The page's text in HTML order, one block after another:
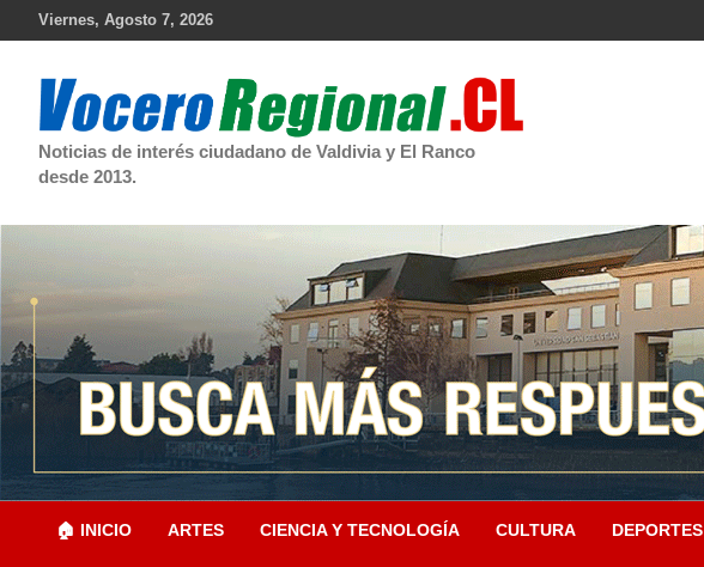
Viernes, Agosto 7, 2026
Noticias de interés ciudadano de Valdivia y El Ranco
desde 2013.
🏠 INICIO ARTES CIENCIA Y TECNOLOGÍA CULTURA DEPORTES